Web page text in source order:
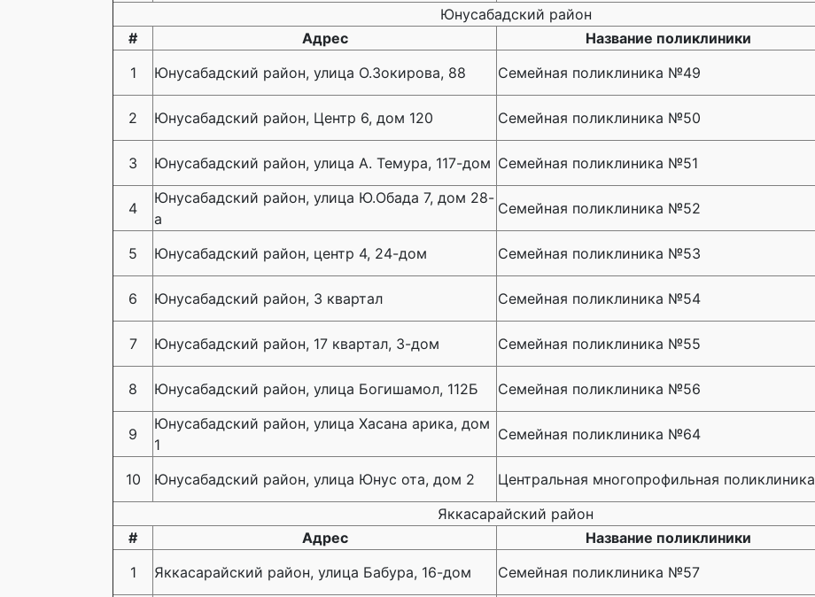
Юнусабадский район
#
Адрес Название поликлиники
1
Юнусабадский район, улица О.Зокирова, 88 Семейная поликлиника №49
2
Юнусабадский район, Центр 6, дом 120 Семейная поликлиника №50
3
Юнусабадский район, улица А. Темура, 117-дом Семейная поликлиника №51
4
Юнусабадский район, улица Ю.Обада 7, дом 28-
а
Семейная поликлиника №52
5
Юнусабадский район, центр 4, 24-дом Семейная поликлиника №53
6
Юнусабадский район, 3 квартал Семейная поликлиника №54
7
Юнусабадский район, 17 квартал, 3-дом Семейная поликлиника №55
8
Юнусабадский район, улица Богишамол, 112Б Семейная поликлиника №56
9
Юнусабадский район, улица Хасана арика, дом
1
Семейная поликлиника №64
10
Юнусабадский район, улица Юнус ота, дом 2 Центральная многопрофильная поликлиника
Яккасарайский район
#
Адрес Название поликлиники
1
Яккасарайский район, улица Бабура, 16-дом Семейная поликлиника №57